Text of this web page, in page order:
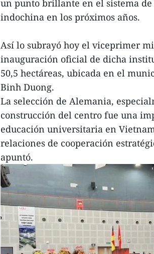
un punto brillante en el sistema
indochina en los próximos años.
Así lo subrayó hoy el viceprimer
inauguración oficial de dicha
50,5 hectáreas, ubicada en el
Binh Duong.
La selección de Alemania,
construcción del centro fue una
educación universitaria en
relaciones de cooperación
apuntó.